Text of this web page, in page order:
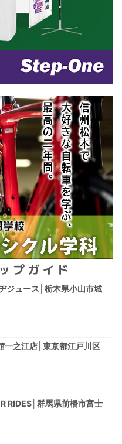
プガイド
ジュース│栃木県小山市城
一之江店│東京都江戸川区
RIDES│群馬県前橋市富士